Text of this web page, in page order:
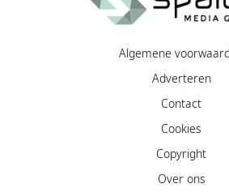
Algemene
Adverteren
Contact
Cookies
Copyright
Over ons